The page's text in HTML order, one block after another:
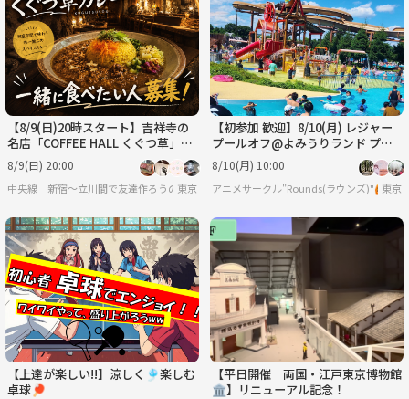
【8/9(日)20時スタート】吉祥寺の
名店「COFFEE HALL くぐつ草」
で、一緒にカレーを食べませんか？
🍛
8/9(日) 20:00
中央線 新宿〜立川間で友達作ろうの会東京
【初参加 歓迎】8/10(月) レジャー
プールオフ@よみうりランド プー
ルWAI ☀️
8/10(月) 10:00
アニメサークル"Rounds(ラウンズ)"🙆東京
【上達が楽しい!!】涼しく🎐楽しむ
卓球🏓
【平日開催 両国・江戸東京博物館
🏛️】リニューアル記念！